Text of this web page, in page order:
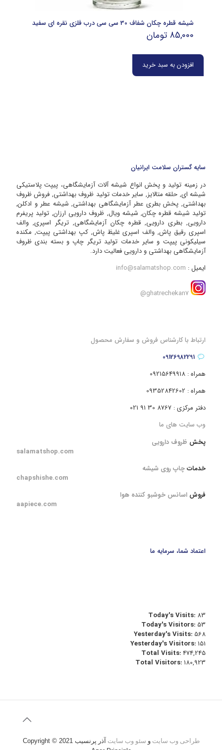
شیشه قطره چکان شفاف 30 سی سی درب فلزی نقره ای سفید
85,000 تومان
افزودن به سبد خرید
سایه گستران سلامت ایرانیان
در زمینه تولید و پخش انواع شیشه آلات آزمایشگاهی، پیپت پلاستیکی
شیشه ای, حلقه متالایز, سایر خدمات تولید ظروف بهداشتی, فروش ظروف
بهداشتی, پخش بطری عطر آزمایشگاهی بهداشتی, شیشه عطر و ادکلن,
تولید شیشه قطره چکان, شیشه ویال, ظروف دارویی ارزان, تولید پریفرم
دارویی, بطری دارویی, قطره چکان آزمایشگاهی, تریگر اسپری, والف
اسپری رقیق پاش, والف اسپری غلیظ پاش, کپ بهداشتی پیپت, مکنده
سیلیکونی پیپت و سایر خدمات تولید تریگر چاپ و بسته بندی ظروف
آزمایشگاهی بهداشتی و دارویی فعالیت دارد.
ایمیل : info@salamatshop.com
ghatrechekan7@
ارتباط با کارشناس فروش و سفارش محصول
09126982291
همراه : 09215649918
همراه : 09352842602
دفتر مرکزی : 8767 30 91 021
وب سایت های ما
پخش ظروف دارویی
salamatshop.com
خدماتچاپ روی شیشه
chapshishe.com
فروش اسانس خوشبو کننده هوا
aapiece.com
اعتماد شما، سرمایه ما
Today's Visits: 83
Today's Visitors: 53
Yesterday's Visits: 568
Yesterday's Visitors:151
Total Visits:474,245
Total Visitors:180,923
طراحی وب سایت و سئو وب سایت آذر پرنسیب Copyright © 2021